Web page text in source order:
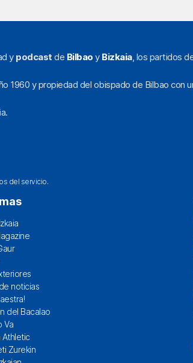
y podcast de Bilbao y Bizkaia, los partidos
1960 y propiedad del obispado de Bilbao con
del servicio.
noticias
del Bacalao
Va
Athletic
Zurekin